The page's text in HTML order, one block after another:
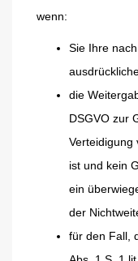
wenn:
Sie Ihre
die
DSGVO zur
Verteidigung
ist und kein
ein
der
für den Fall,